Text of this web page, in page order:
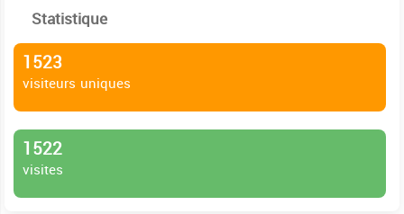
Statistique
1523
visiteurs uniques
1522
visites